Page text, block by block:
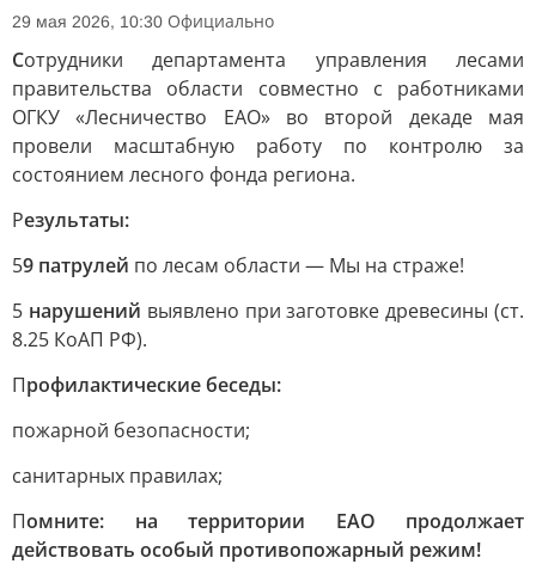
29 мая 2026, 10:30 Официально
Сотрудники департамента управления лесами
правительства области совместно с работниками
ОГКУ «Лесничество ЕАО» во второй декаде мая
провели масштабную работу по контролю за
состоянием лесного фонда региона.
Результаты:
59 патрулей по лесам области — Мы на страже!
5 нарушений выявлено при заготовке древесины (ст.
8.25 КоАП РФ).
Профилактические беседы:
пожарной безопасности;
санитарных правилах;
Помните: на территории ЕАО продолжает
действовать особый противопожарный режим!